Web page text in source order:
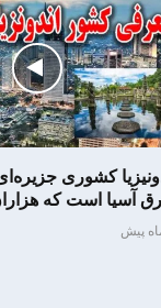
کشوری
آسیا است که